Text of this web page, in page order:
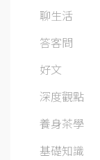
聊生活
答客問
好文
深度觀點
養身茶學
基礎知識